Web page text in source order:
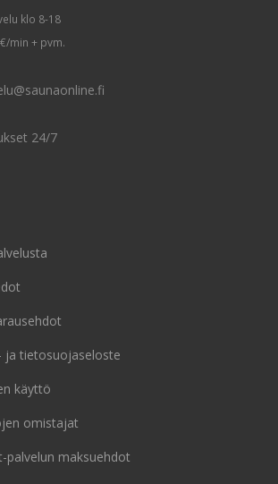
klo 8-18
min + pvm.
24/7
ja tietosuojaseloste
käyttö
omistajat
palvelun maksuehdot